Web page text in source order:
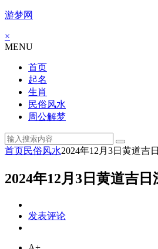
游梦网
×
MENU
首页
起名
生肖
民俗风水
周公解梦
首页民俗风水2024年12月3日黄道吉
2024年12月3日黄道吉
发表评论